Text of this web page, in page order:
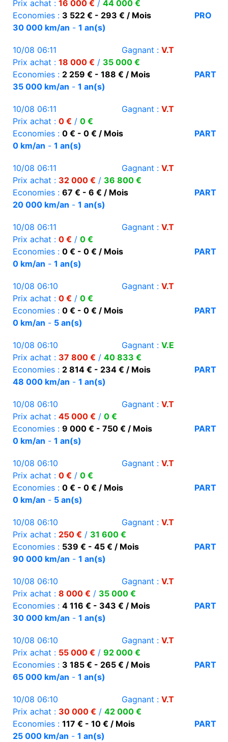
Prix achat : 16 000 € / 44 000 €
Economies : 3 522 € - 293 € / Mois
PRO
30 000 km/an - 1 an(s)
10/08 06:11 Gagnant : V.T
Prix achat : 18 000 € / 35 000 €
Economies : 2 259 € - 188 € / Mois
PART
35 000 km/an - 1 an(s)
10/08 06:11 Gagnant : V.T
Prix achat : 0 € / 0 €
Economies : 0 € - 0 € / Mois
PART
0 km/an - 1 an(s)
10/08 06:11 Gagnant : V.T
Prix achat : 32 000 € / 36 800 €
Economies : 67 € - 6 € / Mois
PART
20 000 km/an - 1 an(s)
10/08 06:11 Gagnant : V.T
Prix achat : 0 € / 0 €
Economies : 0 € - 0 € / Mois
PART
0 km/an - 1 an(s)
10/08 06:10 Gagnant : V.T
Prix achat : 0 € / 0 €
Economies : 0 € - 0 € / Mois
PART
0 km/an - 5 an(s)
10/08 06:10 Gagnant : V.E
Prix achat : 37 800 € / 40 833 €
Economies : 2 814 € - 234 € / Mois
PART
48 000 km/an - 1 an(s)
10/08 06:10 Gagnant : V.T
Prix achat : 45 000 € / 0 €
Economies : 9 000 € - 750 € / Mois
PART
0 km/an - 1 an(s)
10/08 06:10 Gagnant : V.T
Prix achat : 0 € / 0 €
Economies : 0 € - 0 € / Mois
PART
0 km/an - 5 an(s)
10/08 06:10 Gagnant : V.T
Prix achat : 250 € / 31 600 €
Economies : 539 € - 45 € / Mois
PART
90 000 km/an - 1 an(s)
10/08 06:10 Gagnant : V.T
Prix achat : 8 000 € / 35 000 €
Economies : 4 116 € - 343 € / Mois
PART
30 000 km/an - 1 an(s)
10/08 06:10 Gagnant : V.T
Prix achat : 55 000 € / 92 000 €
Economies : 3 185 € - 265 € / Mois
PART
65 000 km/an - 1 an(s)
10/08 06:10 Gagnant : V.T
Prix achat : 30 000 € / 42 000 €
Economies : 117 € - 10 € / Mois
PART
25 000 km/an - 1 an(s)